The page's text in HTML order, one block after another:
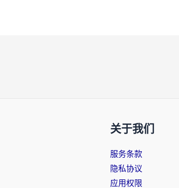
关于我们
服务条款
隐私协议
应用权限